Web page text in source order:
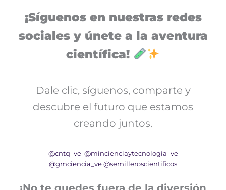
¡Síguenos en nuestras redes
sociales y únete a la aventura
científica!
Dale clic, síguenos, comparte y
descubre el futuro que estamos
creando juntos.
@cntq_ve @mincienciaytecnologia_ve
@gmciencia_ve @semilleroscientificos